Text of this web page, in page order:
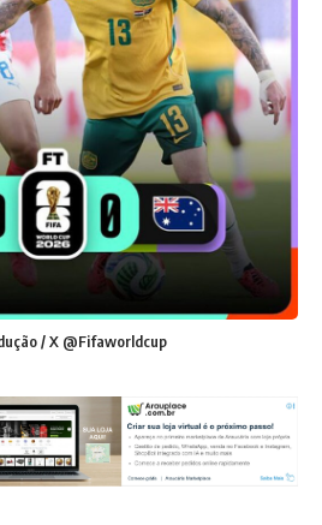
/ X @Fifaworldcup